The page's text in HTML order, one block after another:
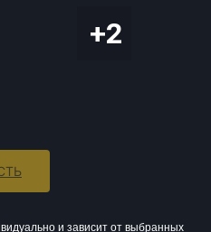
и зависит от выбранных